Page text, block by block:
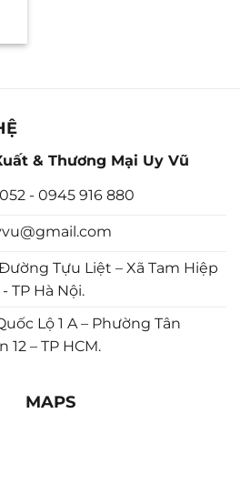
& Thương Mại Uy Vũ
- 0945 916 880
Tựu Liệt – Xã Tam Hiệp
TP Hà Nội.
Lộ 1 A – Phường Tân
12 – TP HCM.
MAPS